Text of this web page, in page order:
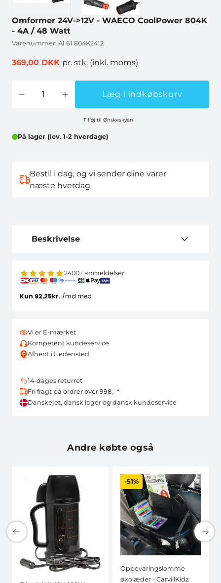
Omformer 24V->12V - WAECO CoolPower 804K
- 4A / 48 Watt
Varenummer: A1 61 804K2412
369,00 DKK pr. stk. (inkl. moms)
Læg i indkøbskurv
Tilføj til Ønskeskyen
På lager (lev. 1-2 hverdage)
Bestil i dag, og vi sender dine varer
næste hverdag
Beskrivelse
2400+ anmeldelser
Vi er E-mærket
Kompetent kundeservice
Afhent i Hedensted
14-dages returret
Fri fragt på ordrer over 998,- *
Danskejet, dansk lager og dansk kundeservice
Andre købte også
-51%
Opbevaringslomme
økolæder - CarvillKidz